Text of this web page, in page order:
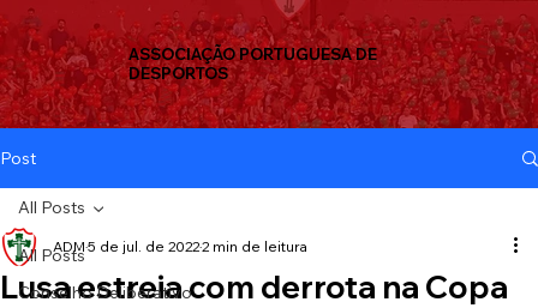
ASSOCIAÇÃO PORTUGUESA DE
DESPORTOS
Post
All Posts
Conselho Deliberativo
All Posts
Lusa estreia com derrota na Copa
ADM 5 de jul. de 20222 min de leitura